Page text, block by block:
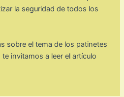
la seguridad de todos los
sobre el tema de los patinetes
invitamos a leer el artículo